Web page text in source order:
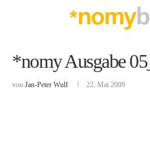
*nomy Ausgabe
von Jan-Peter Wulf 22. Mai 2009